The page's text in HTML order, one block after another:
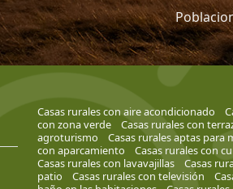
Casas rurales con aire acondicionado
con zona verde
Casas rurales con
agroturismo
Casas rurales aptas para
con aparcamiento
Casas rurales con
Casas rurales con lavavajillas
Casas
patio
Casas rurales con televisión